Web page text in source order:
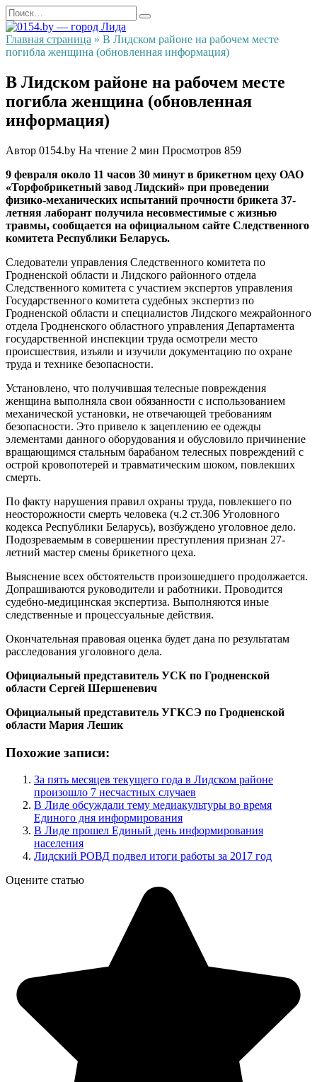
Перейти
к
содержанию
Search
for:
Главная страница » В Лидском районе на рабочем месте
погибла женщина (обновленная информация)
В Лидском районе на рабочем месте
погибла женщина (обновленная
информация)
Автор 0154.by На чтение 2 мин Просмотров 859
9 февраля около 11 часов 30 минут в брикетном цеху ОАО
«Торфобрикетный завод Лидский» при проведении
физико-механических испытаний прочности брикета 37-
летняя лаборант получила несовместимые с жизнью
травмы, сообщается на официальном сайте Следственного
комитета Республики Беларусь.
Следователи управления Следственного комитета по
Гродненской области и Лидского районного отдела
Следственного комитета с участием экспертов управления
Государственного комитета судебных экспертиз по
Гродненской области и специалистов Лидского межрайонного
отдела Гродненского областного управления Департамента
государственной инспекции труда осмотрели место
происшествия, изъяли и изучили документацию по охране
труда и технике безопасности.
Установлено, что получившая телесные повреждения
женщина выполняла свои обязанности с использованием
механической установки, не отвечающей требованиям
безопасности. Это привело к зацеплению ее одежды
элементами данного оборудования и обусловило причинение
вращающимся стальным барабаном телесных повреждений с
острой кровопотерей и травматическим шоком, повлекших
смерть.
По факту нарушения правил охраны труда, повлекшего по
неосторожности смерть человека (ч.2 ст.306 Уголовного
кодекса Республики Беларусь), возбуждено уголовное дело.
Подозреваемым в совершении преступления признан 27-
летний мастер смены брикетного цеха.
Выяснение всех обстоятельств произошедшего продолжается.
Допрашиваются руководители и работники. Проводится
судебно-медицинская экспертиза. Выполняются иные
следственные и процессуальные действия.
Окончательная правовая оценка будет дана по результатам
расследования уголовного дела.
Официальный представитель УСК по Гродненской
области Сергей Шершеневич
Официальный представитель УГКСЭ по Гродненской
области Мария Лешик
Похожие записи:
За пять месяцев текущего года в Лидском районе
произошло 7 несчастных случаев
В Лиде обсуждали тему медиакультуры во время
Единого дня информирования
В Лиде прошел Единый день информирования
населения
Лидский РОВД подвел итоги работы за 2017 год
Оцените статью